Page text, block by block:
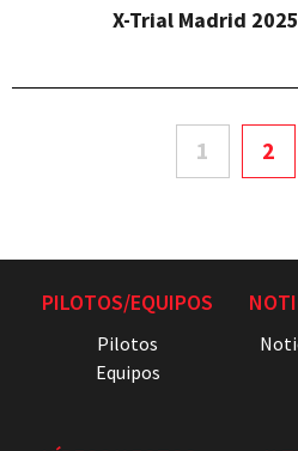
X-Trial Madrid
1 2
PILOTOS/EQUIPOS
Pilotos
Equipos